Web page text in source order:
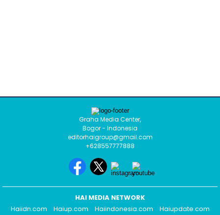
Graha Media Center,
Bogor - Indonesia
editorhaigroup@gmail.com
+628557777888
HAI MEDIA NETWORK
Haiidn.com
Haiup.com Haiindonesia.com
Haiupdate.com